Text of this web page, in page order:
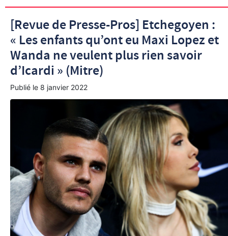
[Revue de Presse-Pros] Etchegoyen :
« Les enfants qu’ont eu Maxi Lopez et
Wanda ne veulent plus rien savoir
d’Icardi » (Mitre)
Publié le 8 janvier 2022